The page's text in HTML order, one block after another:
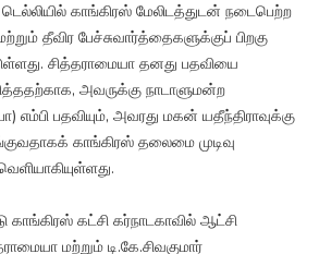
காங்கிரஸ் மேலிடத்துடன் நடைபெற்ற
தீவிர பேச்சுவார்த்தைகளுக்குப் பிறகு
சித்தராமையா தனது பதவியை
அவருக்கு நாடாளுமன்ற
எம்பி பதவியும், அவரது மகன் யதீந்திராவுக்கு
காங்கிரஸ் தலைமை முடிவு
கட்சி கர்நாடகாவில் ஆட்சி
மற்றும் டி.கே.சிவகுமார்